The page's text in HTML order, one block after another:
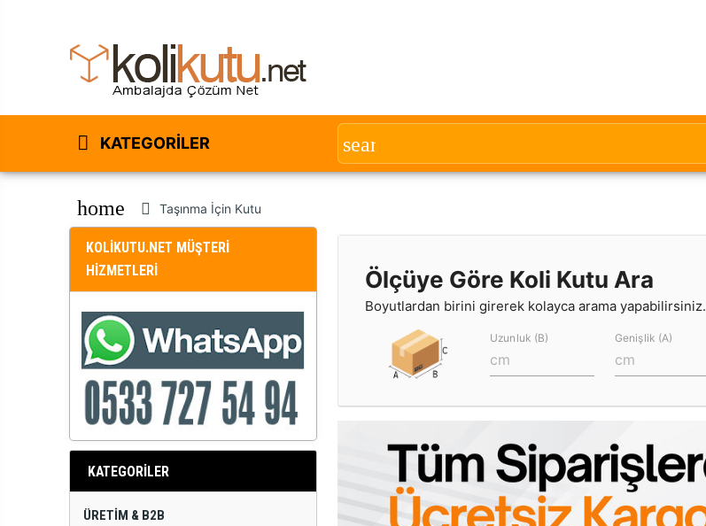
KATEGORILER
home Taşınma İçin Kutu
KOLİKUTU.NET MÜŞTERİ
HİZMETLERİ
KATEGORİLER
ÜRETIM & B2B
Ölçüye Göre Koli Kutu Ara
Boyutlardan birini girerek kolayca arama yapabilirsiniz.
Uzunluk (B) Genişlik (A)